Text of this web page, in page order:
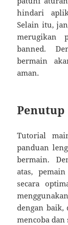
hindari
Selain itu,
merugikan
banned.
bermain
aman.
Penutup
Tutorial
panduan
bermain.
atas,
secara
dengan baik,
mencoba dan